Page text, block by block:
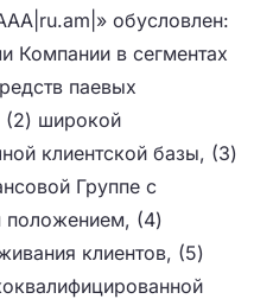
обусловлен:
Компании в сегментах
паевых
(2) широкой
клиентской базы, (3)
Группе с
положением, (4)
клиентов, (5)